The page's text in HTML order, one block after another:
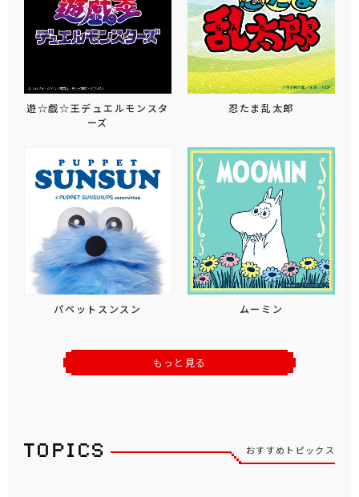
遊☆戯☆王デュエルモンスタ
ーズ
忍たま乱太郎
パペットスンスン ムーミン
もっと見る
おすすめトピックス